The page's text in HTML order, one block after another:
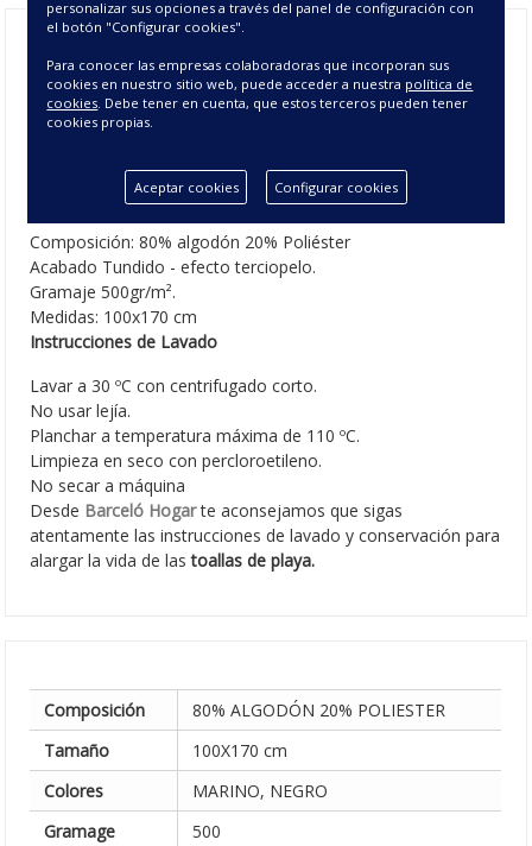
Toalla Playa Zapatillas - Toallas de
Playa Estampadas
CARACTERÍSTICAS DE LA TOALLA DE
PLAYA ZAPATILLAS
Composición: 80% algodón 20% Poliéster
Acabado Tundido - efecto terciopelo.
Gramaje 500gr/m².
Medidas: 100x170 cm
Instrucciones de Lavado
Lavar a 30 ºC con centrifugado corto.
No usar lejía.
Planchar a temperatura máxima de 110 ºC.
Limpieza en seco con percloroetileno.
No secar a máquina
Desde Barceló Hogar te aconsejamos que sigas
atentamente las instrucciones de lavado y conservación para
alargar la vida de lastoallas de playa.
Composición
80% ALGODÓN 20% POLIESTER
Tamaño
100X170 cm
Colores
MARINO, NEGRO
Gramage
500
personalizar sus opciones a través del panel de configuración con
el botón "Configurar cookies".
Para conocer las empresas colaboradoras que incorporan sus
cookies en nuestro sitio web, puede acceder a nuestra política de
cookies . Debe tener en cuenta, que estos terceros pueden tener
cookies propias.
Aceptar cookies Configurar cookies